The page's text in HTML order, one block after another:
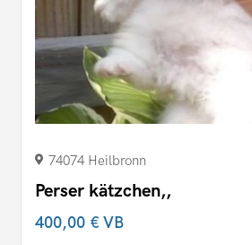
74074 Heilbronn
Perser kätzchen,,
400,00 €VB